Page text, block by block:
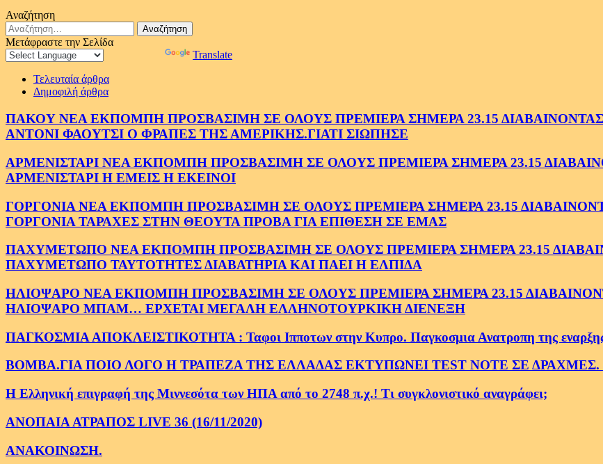
Αναζήτηση
Αναζήτηση
για:
Μετάφραστε την Σελίδα
Translate
Τελευταία άρθρα
Δημοφιλή άρθρα
ΠΑΚΟΥ ΝΕΑ ΕΚΠΟΜΠΗ ΠΡΟΣΒΑΣΙΜΗ ΣΕ ΟΛΟΥΣ ΠΡΕΜΙΕΡΑ ΣΗΜΕΡΑ 23.15
ΑΝΤΟΝΙ ΦΑΟΥΤΣΙ Ο ΦΡΑΠΕΣ ΤΗΣ ΑΜΕΡΙΚΗΣ.ΓΙΑΤΙ ΣΙΩΠΗΣΕ
ΑΡΜΕΝΙΣΤΑΡΙ ΝΕΑ ΕΚΠΟΜΠΗ ΠΡΟΣΒΑΣΙΜΗ ΣΕ ΟΛΟΥΣ ΠΡΕΜΙΕΡΑ ΣΗΜΕΡΑ 23.15
ΑΡΜΕΝΙΣΤΑΡΙ Η ΕΜΕΙΣ Η ΕΚΕΙΝΟΙ
ΓΟΡΓΟΝΙΑ ΝΕΑ ΕΚΠΟΜΠΗ ΠΡΟΣΒΑΣΙΜΗ ΣΕ ΟΛΟΥΣ ΠΡΕΜΙΕΡΑ ΣΗΜΕΡΑ 23.15
ΓΟΡΓΟΝΙΑ ΤΑΡΑΧΕΣ ΣΤΗΝ ΘΕΟΥΤΑ ΠΡΟΒΑ ΓΙΑ ΕΠΙΘΕΣΗ ΣΕ ΕΜΑΣ
ΠΑΧΥΜΕΤΩΠΟ ΝΕΑ ΕΚΠΟΜΠΗ ΠΡΟΣΒΑΣΙΜΗ ΣΕ ΟΛΟΥΣ ΠΡΕΜΙΕΡΑ ΣΗΜΕΡΑ 23.15
ΠΑΧΥΜΕΤΩΠΟ ΤΑΥΤΟΤΗΤΕΣ ΔΙΑΒΑΤΗΡΙΑ ΚΑΙ ΠΑΕΙ Η ΕΛΠΙΔΑ
ΗΛΙΟΨΑΡΟ ΝΕΑ ΕΚΠΟΜΠΗ ΠΡΟΣΒΑΣΙΜΗ ΣΕ ΟΛΟΥΣ ΠΡΕΜΙΕΡΑ ΣΗΜΕΡΑ 23.15
ΗΛΙΟΨΑΡΟ ΜΠΑΜ… ΕΡΧΕΤΑΙ ΜΕΓΑΛΗ ΕΛΛΗΝΟΤΟΥΡΚΙΚΗ ΔΙΕΝΕΞΗ
ΠΑΓΚΟΣΜΙΑ ΑΠΟΚΛΕΙΣΤΙΚΟΤΗΤΑ : Ταφοι Ιπποτων στην Κυπρο. Παγκοσμια Ανατροπη της εναρξης
ΒΟΜΒΑ.ΓΙΑ ΠΟΙΟ ΛΟΓΟ Η ΤΡΑΠΕΖΑ ΤΗΣ ΕΛΛΑΔΑΣ ΕΚΤΥΠΩΝΕΙ TEST NOTE ΣΕ
Η Ελληνική επιγραφή της Μιννεσότα των ΗΠΑ από το 2748 π.χ.! Τι συγκλονιστικό αναγράφει;
ΑΝΟΠΑΙΑ ΑΤΡΑΠΟΣ LIVE 36 (16/11/2020)
ΑΝΑΚΟΙΝΩΣΗ.